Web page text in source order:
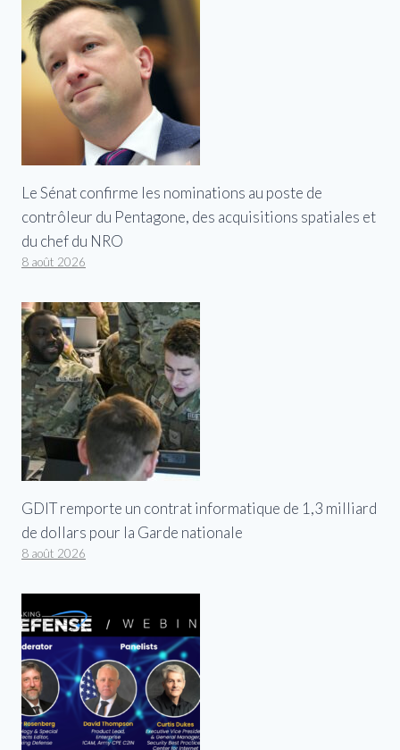
Le Sénat confirme les nominations au poste de
contrôleur du Pentagone, des acquisitions spatiales et
du chef du NRO
8 août 2026
GDIT remporte un contrat informatique de 1,3 milliard
de dollars pour la Garde nationale
8 août 2026